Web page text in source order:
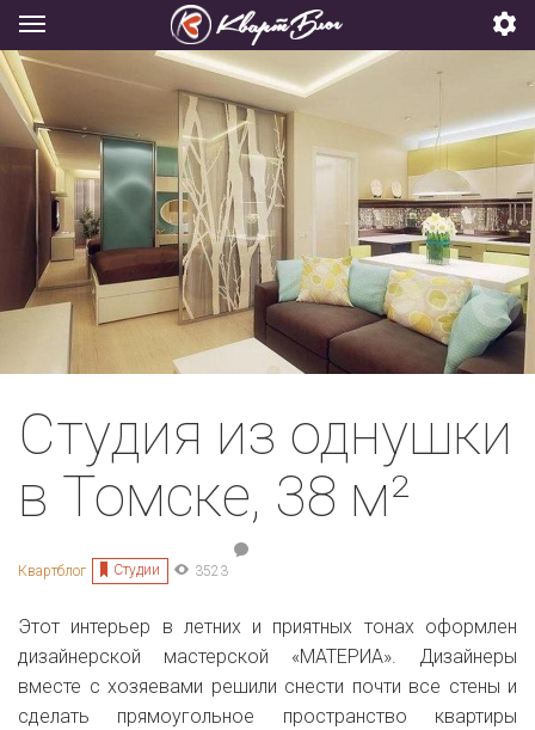
Студия из однушки
в Томске, 38 м²
Квартблог Студии 3523
Этот интерьер в летних и приятных тонах оформлен
дизайнерской мастерской «МАТЕРИА». Дизайнеры
вместе с хозяевами решили снести почти все стены и
сделать прямоугольное пространство квартиры